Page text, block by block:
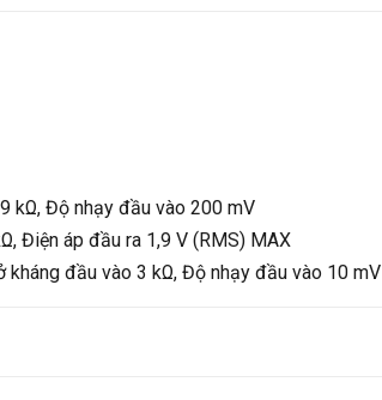
kΩ, Độ nhạy đầu vào 200 mV
Điện áp đầu ra 1,9 V (RMS) MAX
đầu vào 3 kΩ, Độ nhạy đầu vào 10 mV